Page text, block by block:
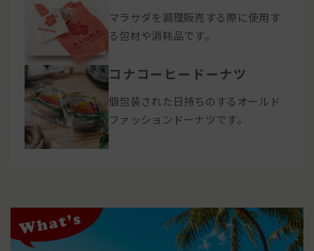
マラサダを調理販売する際に使用す
る包材や消耗品です。
コナコーヒードーナツ
個包装された日持ちのするオールド
ファッションドーナツです。